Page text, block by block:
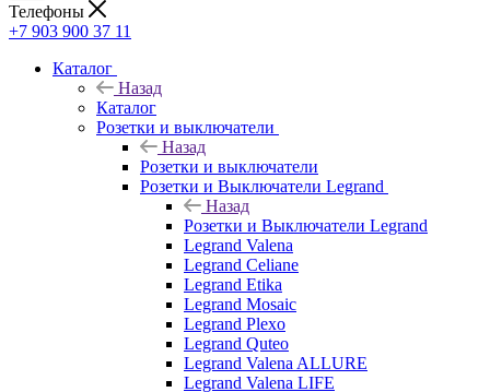
Телефоны
+7 903 900 37 11
Каталог
Назад
Каталог
Розетки и выключатели
Назад
Розетки и выключатели
Розетки и Выключатели Legrand
Назад
Розетки и Выключатели Legrand
Legrand Valena
Legrand Celiane
Legrand Etika
Legrand Mosaic
Legrand Plexo
Legrand Quteo
Legrand Valena ALLURE
Legrand Valena LIFE